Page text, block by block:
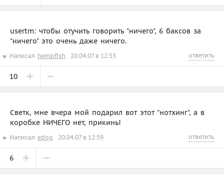
usertm: чтобы отучить говорить "ничего", 6 баксов за
"ничего" это очень даже ничего.
Написал hempfish 20.04.07 в 12:53 ответить
10
Светк, мне вчера мой подарил вот этот "нотхинг", а в
коробке НИЧЕГО нет, прикинь!
Написал edog 20.04.07 в 12:59 ответить
6